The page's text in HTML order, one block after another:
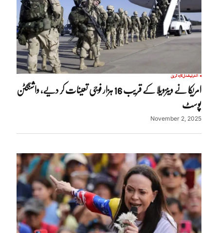
انٹرنیشنلتازہ ترین
امریکا نے وینزویلا کے قریب 16 ہزار فوجی تعینات کر دیے، واشنگٹن
پوسٹ
November 2, 2025